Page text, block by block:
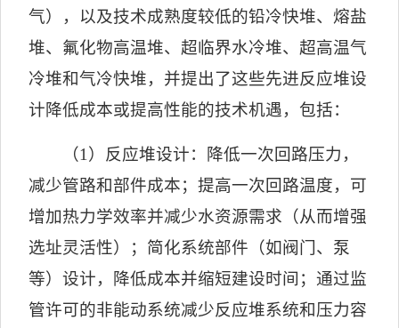
气），以及技术成熟度较低的铅冷快堆、熔盐
堆、氟化物高温堆、超临界水冷堆、超高温气
冷堆和气冷快堆，并提出了这些先进反应堆设
计降低成本或提高性能的技术机遇，包括：
（1 ）反应堆设计：降低一次回路压力，
减少管路和部件成本；提高一次回路温度，可
增加热力学效率并减少水资源需求（从而增强
选址灵活性）；简化系统部件（如阀门、泵
等）设计，降低成本并缩短建设时间；通过监
管许可的非能动系统减少反应堆系统和压力容